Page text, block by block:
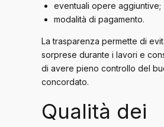
eventuali opere aggiuntive;
modalità di pagamento.
La trasparenza permette di
sorprese durante i lavori e
di avere pieno controllo del
concordato.
Qualità dei